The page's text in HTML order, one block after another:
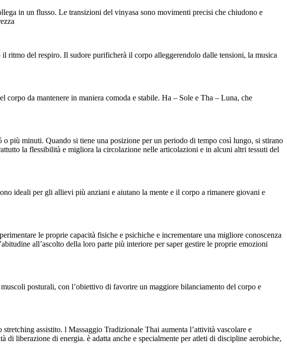
in un flusso. Le transizioni del vinyasa sono movimenti precisi che chiudono e
ritmo del respiro. Il sudore purificherà il corpo alleggerendolo dalle tensioni, la musica
da mantenere in maniera comoda e stabile. Ha – Sole e Tha – Luna, che
più minuti. Quando si tiene una posizione per un periodo di tempo così lungo, si stirano
la flessibilità e migliora la circolazione nelle articolazioni e in alcuni altri tessuti del
ideali per gli allievi più anziani e aiutano la mente e il corpo a rimanere giovani e
le proprie capacità fisiche e psichiche e incrementare una migliore conoscenza
all’ascolto della loro parte più interiore per saper gestire le proprie emozioni
posturali, con l’obiettivo di favorire un maggiore bilanciamento del corpo e
assistito. l Massaggio Tradizionale Thai aumenta l’attività vascolare e
liberazione di energia. è adatta anche e specialmente per atleti di discipline aerobiche,